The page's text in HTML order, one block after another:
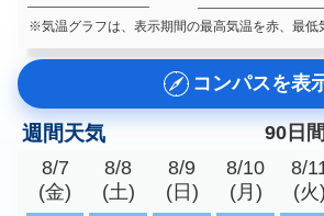
※気温グラフは、表示期間の最高気温を赤、最低
コンパスを表
週間天気
90日
8/7
(金)
8/8
(土)
8/9
(日)
8/10
(月)
8/
(火)